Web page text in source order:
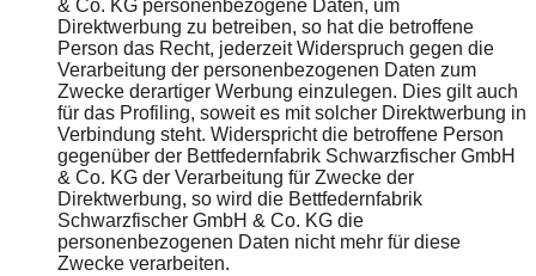
& Co. KG personenbezogene Daten, um
Direktwerbung zu betreiben, so hat die betroffene
Person das Recht, jederzeit Widerspruch gegen die
Verarbeitung der personenbezogenen Daten zum
Zwecke derartiger Werbung einzulegen. Dies gilt auch
für das Profiling, soweit es mit solcher Direktwerbung in
Verbindung steht. Widerspricht die betroffene Person
gegenüber der Bettfedernfabrik Schwarzfischer GmbH
& Co. KG der Verarbeitung für Zwecke der
Direktwerbung, so wird die Bettfedernfabrik
Schwarzfischer GmbH & Co. KG die
personenbezogenen Daten nicht mehr für diese
Zwecke verarbeiten.